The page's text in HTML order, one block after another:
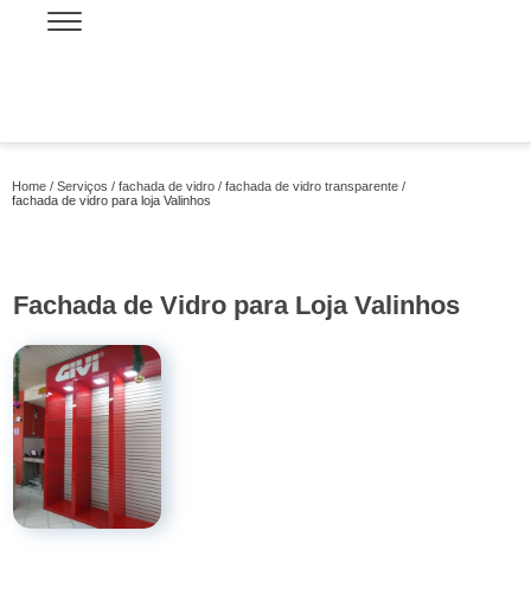
Home Serviços fachada de vidro
fachada de vidro transparente
fachada de vidro para loja Valinhos
Fachada de Vidro para Loja Valinhos